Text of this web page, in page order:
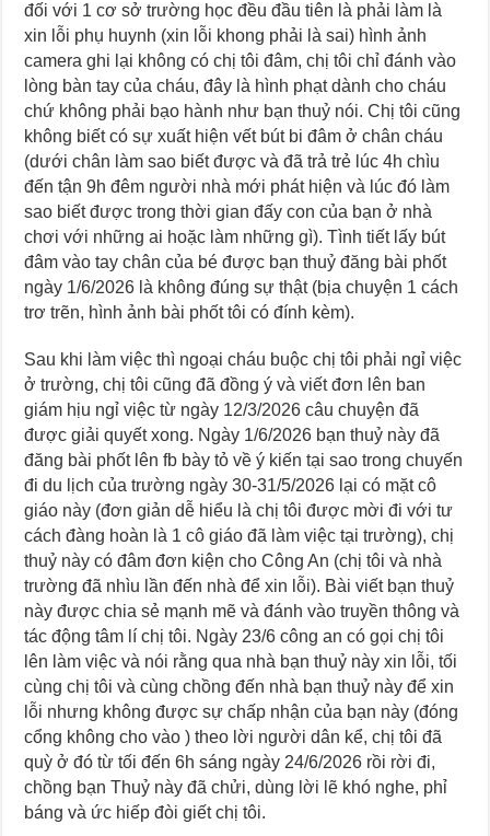
đối với 1 cơ sở trường học đều đầu tiên là phải làm là
xin lỗi phụ huynh (xin lỗi khong phải là sai) hình ảnh
camera ghi lại không có chị tôi đâm, chị tôi chỉ đánh vào
lòng bàn tay của cháu, đây là hình phạt dành cho cháu
chứ không phải bạo hành như bạn thuỷ nói. Chị tôi cũng
không biết có sự xuất hiện vết bút bi đâm ở chân cháu
(dưới chân làm sao biết được và đã trả trẻ lúc 4h chìu
đến tận 9h đêm người nhà mới phát hiện và lúc đó làm
sao biết được trong thời gian đấy con của bạn ở nhà
chơi với những ai hoặc làm những gì). Tình tiết lấy bút
đâm vào tay chân của bé được bạn thuỷ đăng bài phốt
ngày 1/6/2026 là không đúng sự thật (bịa chuyện 1 cách
trơ trẽn, hình ảnh bài phốt tôi có đính kèm).
Sau khi làm việc thì ngoại cháu buộc chị tôi phải ngỉ việc
ở trường, chị tôi cũng đã đồng ý và viết đơn lên ban
giám hịu ngỉ việc từ ngày 12/3/2026 câu chuyện đã
được giải quyết xong. Ngày 1/6/2026 bạn thuỷ này đã
đăng bài phốt lên fb bày tỏ về ý kiến tại sao trong chuyến
đi du lịch của trường ngày 30-31/5/2026 lại có mặt cô
giáo này (đơn giản dễ hiểu là chị tôi được mời đi với tư
cách đàng hoàn là 1 cô giáo đã làm việc tại trường), chị
thuỷ này có đâm đơn kiện cho Công An (chị tôi và nhà
trường đã nhìu lần đến nhà để xin lỗi). Bài viết bạn thuỷ
này được chia sẻ mạnh mẽ và đánh vào truyền thông và
tác động tâm lí chị tôi. Ngày 23/6 công an có gọi chị tôi
lên làm việc và nói rằng qua nhà bạn thuỷ này xin lỗi, tối
cùng chị tôi và cùng chồng đến nhà bạn thuỷ này để xin
lỗi nhưng không được sự chấp nhận của bạn này (đóng
cổng không cho vào ) theo lời người dân kể, chị tôi đã
quỳ ở đó từ tối đến 6h sáng ngày 24/6/2026 rồi rời đi,
chồng bạn Thuỷ này đã chửi, dùng lời lẽ khó nghe, phỉ
báng và ức hiếp đòi giết chị tôi.